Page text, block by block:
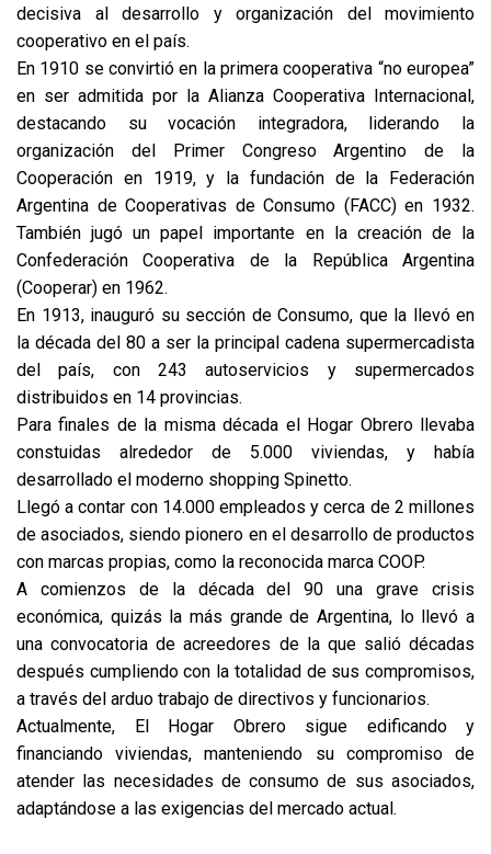
decisiva al desarrollo y organización del movimiento
cooperativo en el país.
En 1910 se convirtió en la primera cooperativa “no europea”
en ser admitida por la Alianza Cooperativa Internacional,
destacando su vocación integradora, liderando la
organización del Primer Congreso Argentino de la
Cooperación en 1919, y la fundación de la Federación
Argentina de Cooperativas de Consumo (FACC) en 1932.
También jugó un papel importante en la creación de la
Confederación Cooperativa de la República Argentina
(Cooperar) en 1962.
En 1913, inauguró su sección de Consumo, que la llevó en
la década del 80 a ser la principal cadena supermercadista
del país, con 243 autoservicios y supermercados
distribuidos en 14 provincias.
Para finales de la misma década el Hogar Obrero llevaba
constuidas alrededor de 5.000 viviendas, y había
desarrollado el moderno shopping Spinetto.
Llegó a contar con 14.000 empleados y cerca de 2 millones
de asociados, siendo pionero en el desarrollo de productos
con marcas propias, como la reconocida marca COOP.
A comienzos de la década del 90 una grave crisis
económica, quizás la más grande de Argentina, lo llevó a
una convocatoria de acreedores de la que salió décadas
después cumpliendo con la totalidad de sus compromisos,
a través del arduo trabajo de directivos y funcionarios.
Actualmente, El Hogar Obrero sigue edificando y
financiando viviendas, manteniendo su compromiso de
atender las necesidades de consumo de sus asociados,
adaptándose a las exigencias del mercado actual.